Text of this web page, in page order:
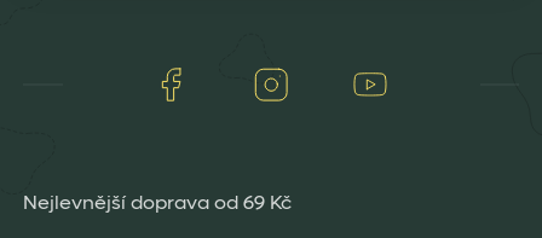
Facebook Instagram
Nejlevnější doprava od 69 Kč